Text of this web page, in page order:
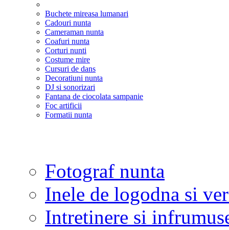
Buchete mireasa lumanari
Cadouri nunta
Cameraman nunta
Coafuri nunta
Corturi nunti
Costume mire
Cursuri de dans
Decoratiuni nunta
DJ si sonorizari
Fantana de ciocolata sampanie
Foc artificii
Formatii nunta
Fotograf nunta
Inele de logodna si
Intretinere si